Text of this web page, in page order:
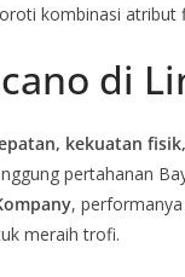
kombinasi atribut
di
kekuatan
pertahanan
,
meraih trofi.